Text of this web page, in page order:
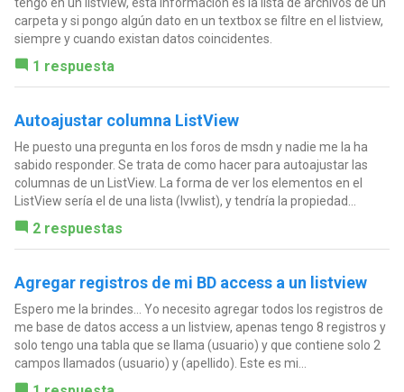
carpeta y si pongo algún dato en un textbox se filtre en el listview,
siempre y cuando existan datos coincidentes.
1 respuesta
Autoajustar columna ListView
He puesto una pregunta en los foros de msdn y nadie me la ha
sabido responder. Se trata de como hacer para autoajustar las
columnas de un ListView. La forma de ver los elementos en el
ListView sería el de una lista (lvwlist), y tendría la propiedad...
2 respuestas
Agregar registros de mi BD access a un listview
Espero me la brindes... Yo necesito agregar todos los registros de
me base de datos access a un listview, apenas tengo 8 registros y
solo tengo una tabla que se llama (usuario) y que contiene solo 2
campos llamados (usuario) y (apellido). Este es mi...